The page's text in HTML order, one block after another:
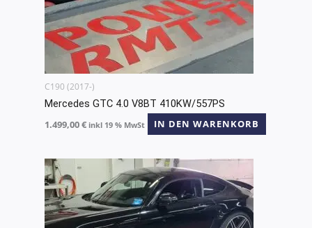
C190 (2017-)
Mercedes GTC 4.0 V8BT 410KW/557PS
1.499,00€ inkl 19 % MwSt IN DEN WARENKORB